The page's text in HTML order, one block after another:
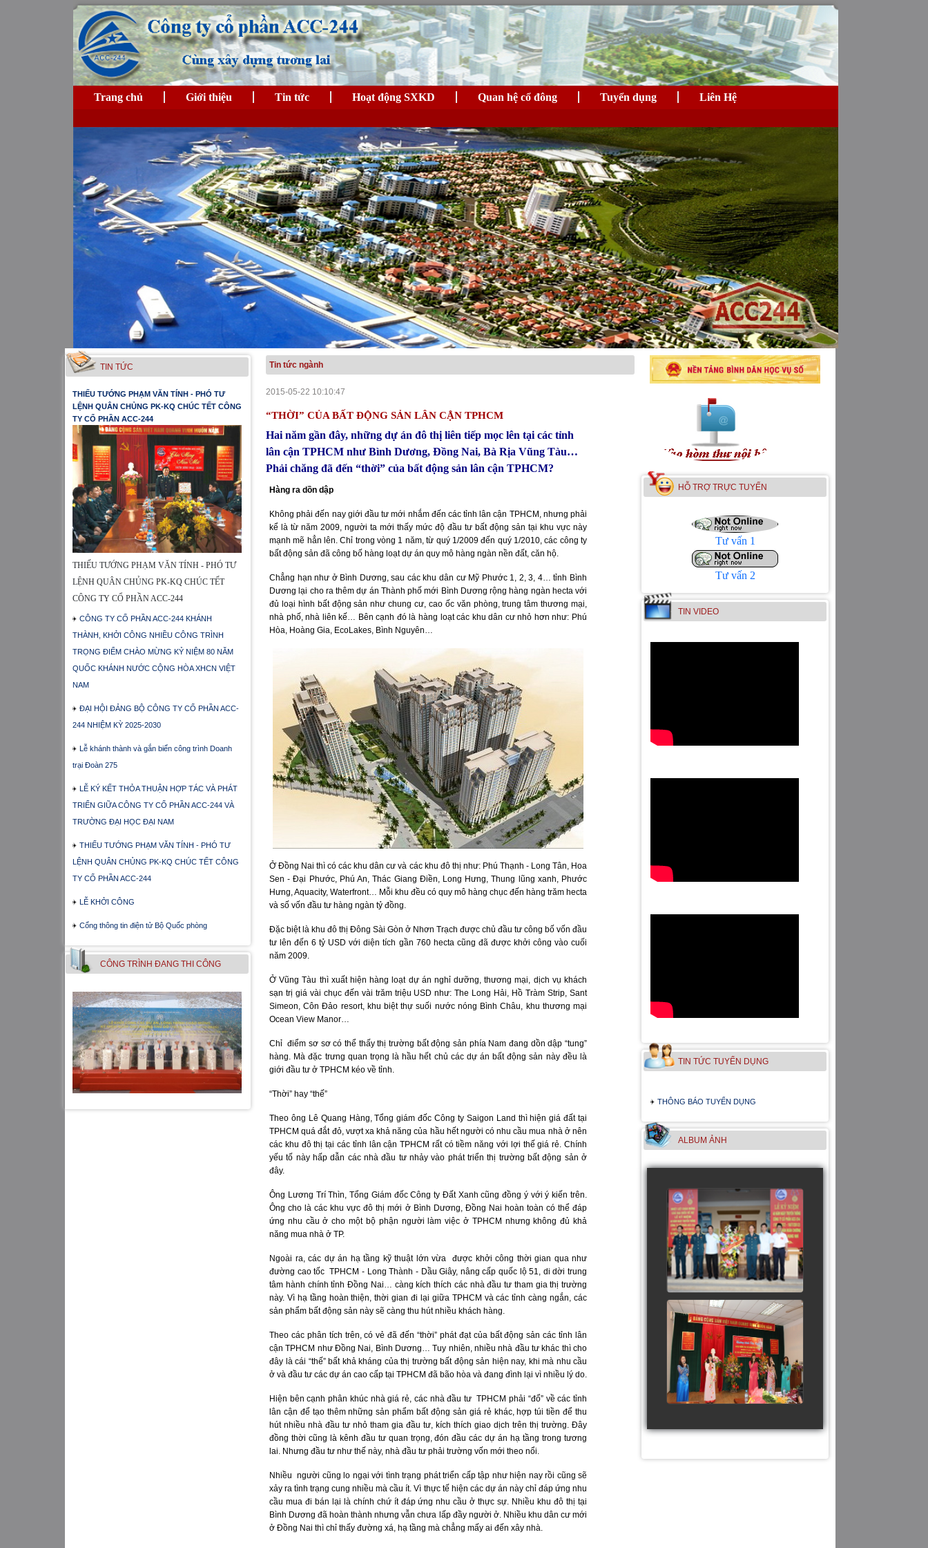
Trang chủ Giới thiệu Tin tức Hoạt động SXKD Quan hệ cổ đông Tuyển dụng Liên Hệ
TIN TỨC
THIẾU TƯỚNG PHẠM VĂN TÍNH - PHÓ TƯ
LỆNH QUÂN CHỦNG PK-KQ CHÚC TẾT CÔNG
TY CỔ PHẦN ACC-244
THIẾU TƯỚNG PHẠM VĂN TÍNH - PHÓ TƯ
LỆNH QUÂN CHỦNG PK-KQ CHÚC TẾT
CÔNG TY CỔ PHẦN ACC-244
CÔNG TY CỔ PHẦN ACC-244 KHÁNH
THÀNH, KHỞI CÔNG NHIỀU CÔNG TRÌNH
TRỌNG ĐIỂM CHÀO MỪNG KỶ NIỆM 80 NĂM
QUỐC KHÁNH NƯỚC CỘNG HÒA XHCN VIỆT
NAM
ĐẠI HỘI ĐẢNG BỘ CÔNG TY CỔ PHẦN ACC-
244 NHIỆM KỲ 2025-2030
Lễ khánh thành và gắn biển công trình Doanh
trại Đoàn 275
LỄ KÝ KẾT THỎA THUẬN HỢP TÁC VÀ PHÁT
TRIỂN GIỮA CÔNG TY CỔ PHẦN ACC-244 VÀ
TRƯỜNG ĐẠI HỌC ĐẠI NAM
THIẾU TƯỚNG PHẠM VĂN TÍNH - PHÓ TƯ
LỆNH QUÂN CHỦNG PK-KQ CHÚC TẾT CÔNG
TY CỔ PHẦN ACC-244
LỄ KHỞI CÔNG
Cổng thông tin điện tử Bộ Quốc phòng
CÔNG TRÌNH ÐANG THI CÔNG
Tin tức ngành
2015-05-22 10:10:47
“THỜI” CỦA BẤT ĐỘNG SẢN LÂN CẬN TPHCM
Hai năm gần đây, những dự án đô thị liên tiếp mọc lên tại các tỉnh
lân cận TPHCM như Bình Dương, Đồng Nai, Bà Rịa Vũng Tàu…
Phải chăng đã đến “thời” của bất động sản lân cận TPHCM?
Hàng ra dồn dập
Không phải đến nay giới đầu tư mới nhắm đến các tỉnh lân cận TPHCM, nhưng phải
kể là từ năm 2009, người ta mới thấy mức độ đầu tư bất động sản tại khu vực này
mạnh mẽ hẳn lên. Chỉ trong vòng 1 năm, từ quý 1/2009 đến quý 1/2010, các công ty
bất động sản đã công bố hàng loạt dự án quy mô hàng ngàn nền đất, căn hộ.
Chẳng hạn như ở Bình Dương, sau các khu dân cư Mỹ Phước 1, 2, 3, 4… tỉnh Bình
Dương lại cho ra thêm dự án Thành phố mới Bình Dương rộng hàng ngàn hecta với
đủ loại hình bất động sản như chung cư, cao ốc văn phòng, trung tâm thương mại,
nhà phố, nhà liên kế… Bên cạnh đó là hàng loạt các khu dân cư nhỏ hơn như: Phú
Hòa, Hoàng Gia, EcoLakes, Bình Nguyên…
Ở Đồng Nai thì có các khu dân cư và các khu đô thị như: Phú Thạnh - Long Tân, Hoa
Sen - Đại Phước, Phú An, Thác Giang Điền, Long Hưng, Thung lũng xanh, Phước
Hưng, Aquacity, Waterfront… Mỗi khu đều có quy mô hàng chục đến hàng trăm hecta
và số vốn đầu tư hàng ngàn tỷ đồng.
Đặc biệt là khu đô thị Đông Sài Gòn ở Nhơn Trạch được chủ đầu tư công bố vốn đầu
tư lên đến 6 tỷ USD với diện tích gần 760 hecta cũng đã được khởi công vào cuối
năm 2009.
Ở Vũng Tàu thì xuất hiện hàng loạt dự án nghỉ dưỡng, thương mại, dịch vụ khách
sạn trị giá vài chục đến vài trăm triệu USD như: The Long Hải, Hồ Tràm Strip, Sant
Simeon, Côn Đảo resort, khu biệt thự suối nước nóng Bình Châu, khu thương mại
Ocean View Manor…
Chỉ điểm sơ sơ có thể thấy thị trường bất động sản phía Nam đang dồn dập “tung”
hàng. Mà đặc trưng quan trọng là hầu hết chủ các dự án bất động sản này đều là
giới đầu tư ở TPHCM kéo về tỉnh.
“Thời” hay “thế”
Theo ông Lê Quang Hàng, Tổng giám đốc Công ty Saigon Land thì hiện giá đất tại
TPHCM quá đắt đỏ, vượt xa khả năng của hầu hết người có nhu cầu mua nhà ở nên
các khu đô thị tại các tỉnh lân cận TPHCM rất có tiềm năng với lợi thế giá rẻ. Chính
yếu tố này hấp dẫn các nhà đầu tư nhảy vào phát triển thị trường bất động sản ở
đây.
Ông Lương Trí Thìn, Tổng Giám đốc Công ty Đất Xanh cũng đồng ý với ý kiến trên.
Ông cho là các khu vực đô thị mới ở Bình Dương, Đồng Nai hoàn toàn có thể đáp
ứng nhu cầu ở cho một bộ phận người làm việc ở TPHCM nhưng không đủ khả
năng mua nhà ở TP.
Ngoài ra, các dự án hạ tầng kỹ thuật lớn vừa được khởi công thời gian qua như
đường cao tốc TPHCM - Long Thành - Dầu Giây, nâng cấp quốc lộ 51, di dời trung
tâm hành chính tỉnh Đồng Nai… càng kích thích các nhà đầu tư tham gia thị trường
này. Vì hạ tầng hoàn thiện, thời gian đi lại giữa TPHCM và các tỉnh càng ngắn, các
sản phẩm bất động sản này sẽ càng thu hút nhiều khách hàng.
Theo các phân tích trên, có vẻ đã đến “thời” phát đạt của bất động sản các tỉnh lân
cận TPHCM như Đồng Nai, Bình Dương… Tuy nhiên, nhiều nhà đầu tư khác thì cho
đây là cái “thế” bất khả kháng của thị trường bất động sản hiện nay, khi mà nhu cầu
ở và đầu tư các dự án cao cấp tại TPHCM đã bão hòa và đang đình lại vì nhiều lý do.
Hiện bên cạnh phân khúc nhà giá rẻ, các nhà đầu tư TPHCM phải “đổ” về các tỉnh
lân cận để tạo thêm những sản phẩm bất động sản giá rẻ khác, hợp túi tiền để thu
hút nhiều nhà đầu tư nhỏ tham gia đầu tư, kích thích giao dịch trên thị trường. Đây
đồng thời cũng là kênh đầu tư quan trọng, đón đầu các dự án hạ tầng trong tương
lai. Nhưng đầu tư như thế này, nhà đầu tư phải trường vốn mới theo nổi.
Nhiều người cũng lo ngại với tình trạng phát triển cấp tập như hiện nay rồi cũng sẽ
xảy ra tình trạng cung nhiều mà cầu ít. Vì thực tế hiện các dự án này chỉ đáp ứng nhu
cầu mua đi bán lại là chính chứ ít đáp ứng nhu cầu ở thực sự. Nhiều khu đô thị tại
Bình Dương đã hoàn thành nhưng vẫn chưa lấp đầy người ở. Nhiều khu dân cư mới
ở Đồng Nai thì chỉ thấy đường xá, hạ tầng mà chẳng mấy ai đến xây nhà.
HỖ TRỢ TRỰC TUYẾN
Tư vấn 1
Tư vấn 2
TIN VIDEO
TIN TỨC TUYỂN DỤNG
THÔNG BÁO TUYỂN DỤNG
ALBUM ẢNH